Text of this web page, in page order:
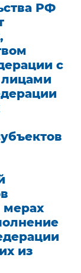
РФ
с
мерах
из